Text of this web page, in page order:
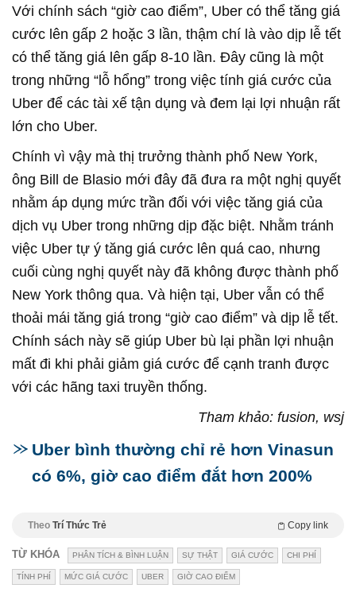
Với chính sách “giờ cao điểm”, Uber có thể tăng giá
cước lên gấp 2 hoặc 3 lần, thậm chí là vào dịp lễ tết
có thể tăng giá lên gấp 8-10 lần. Đây cũng là một
trong những “lỗ hổng” trong việc tính giá cước của
Uber để các tài xế tận dụng và đem lại lợi nhuận rất
lớn cho Uber.
Chính vì vậy mà thị trưởng thành phố New York,
ông Bill de Blasio mới đây đã đưa ra một nghị quyết
nhằm áp dụng mức trần đối với việc tăng giá của
dịch vụ Uber trong những dịp đặc biệt. Nhằm tránh
việc Uber tự ý tăng giá cước lên quá cao, nhưng
cuối cùng nghị quyết này đã không được thành phố
New York thông qua. Và hiện tại, Uber vẫn có thể
thoải mái tăng giá trong “giờ cao điểm” và dịp lễ tết.
Chính sách này sẽ giúp Uber bù lại phần lợi nhuận
mất đi khi phải giảm giá cước để cạnh tranh được
với các hãng taxi truyền thống.
Tham khảo: fusion, wsj
Uber bình thường chỉ rẻ hơn Vinasun
có 6%, giờ cao điểm đắt hơn 200%
Theo Trí Thức Trẻ Copy link
TỪ KHÓA PHÂN TÍCH & BÌNH LUẬN SỰ THẬT GIÁ CƯỚC CHI PHÍ
TÍNH PHÍ MỨC GIÁ CƯỚC UBER GIỜ CAO ĐIỂM